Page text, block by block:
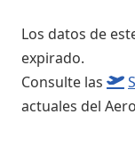
Los datos de
expirado.
Consulte las
actuales del